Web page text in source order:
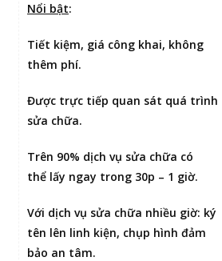
Nổi bật:
Tiết kiệm, giá công khai, không
thêm phí.
Được trực tiếp quan sát quá trình
sửa chữa.
Trên 90% dịch vụ sửa chữa có
thể lấy ngay trong 30p – 1 giờ.
Với dịch vụ sửa chữa nhiều giờ: ký
tên lên linh kiện, chụp hình đảm
bảo an tâm.